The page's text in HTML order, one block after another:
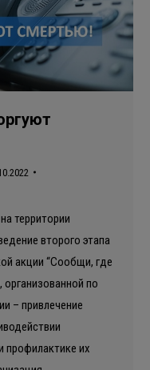
территории
второго этапа
акции “Сообщи, где
по
– привлечение
профилактике их